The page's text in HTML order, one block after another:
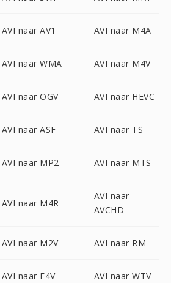
AVI naar AV1 AVI naar M4A
AVI naar WMA AVI naar M4V
AVI naar OGV AVI naar HEVC
AVI naar ASF AVI naar TS
AVI naar MP2 AVI naar MTS
AVI naar M4R
AVI naar
AVCHD
AVI naar M2V AVI naar RM
AVI naar F4V AVI naar WTV